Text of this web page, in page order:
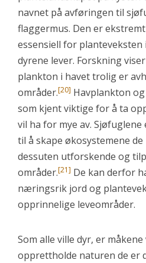
navnet på avføringen til
flaggermus. Den er
essensiell for planteveksten
dyrene lever. Forskning
plankton i havet trolig er
områder.[20] Havplankton
som kjent viktige for å ta
vil ha for mye av.
til å skape økosystemene
dessuten utforskende og
områder.[21] De kan derfor
næringsrik jord og
opprinnelige leveområder.
Som alle ville dyr, er
opprettholde naturen de er